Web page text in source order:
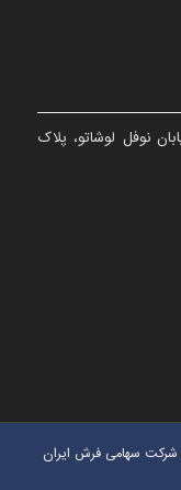
نوفل لوشاتو، پلاک
سهامی فرش ایران